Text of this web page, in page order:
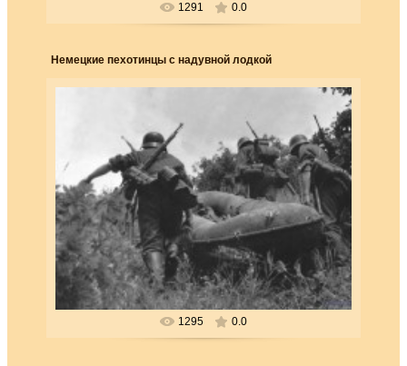
1291 0.0
Немецкие пехотинцы с надувной лодкой
25.03.2018
Для войск группы армий «Север» под командова-
нием фон Лееба оказалось неожиданностью, что
Северная Рос...
Forester
1295 0.0